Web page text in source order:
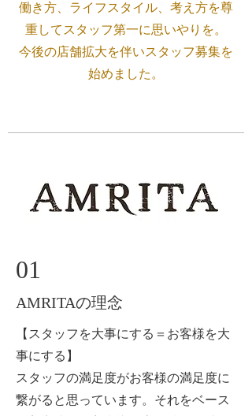
働き方、ライフスタイル、考え方を尊
重してスタッフ第一に思いやりを。
今後の店舗拡大を伴いスタッフ募集を
始めました。
01
AMRITAの理念
【スタッフを大事にする＝お客様を大
事にする】
スタッフの満足度がお客様の満足度に
繋がると思っています。それをベース